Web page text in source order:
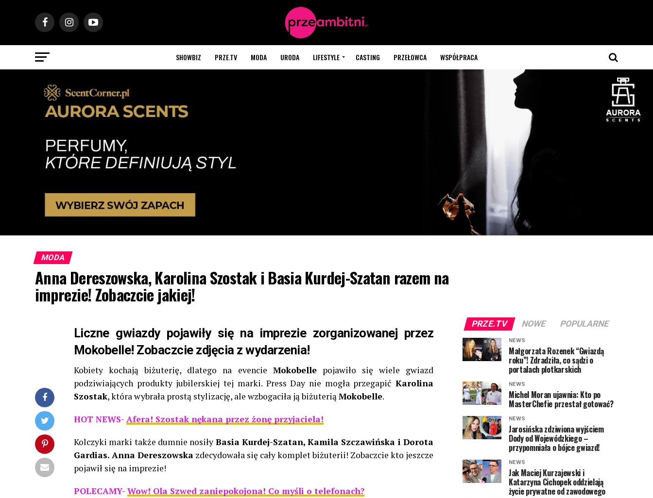
SHOWBIZ PRZE.TV MODA URODA LIFESTYLE CASTING PRZEŁOWCA WSPÓŁPRACA
MODA
Anna Dereszowska, Karolina Szostak i Basia Kurdej-Szatan razem na
imprezie! Zobaczcie jakiej!
Liczne gwiazdy pojawiły się na imprezie zorganizowanej przez
Mokobelle! Zobaczcie zdjęcia z wydarzenia!
Kobiety kochają biżuterię, dlatego na evencie Mokobellepojawiło się wiele gwiazd
podziwiających produkty jubilerskiej tej marki. Press Day nie mogła przegapić Karolina
Szostak, która wybrała prostą stylizację, ale wzbogaciła ją biżuteriąMokobelle.
HOT NEWS- Afera! Szostak nękana przez żonę przyjaciela!
Kolczyki marki także dumnie nosiły Basia Kurdej-Szatan, Kamila Szczawińska i Dorota
Gardias. Anna Dereszowska zdecydowała się cały komplet biżuterii! Zobaczcie kto jeszcze
pojawił się na imprezie!
POLECAMY- Wow! Ola Szwed zaniepokojona! Co myśli o telefonach?
PRZE.TV NOWE POPULARNE
NEWS
Małgorzata Rozenek “Gwiazdą
roku”! Zdradziła, co sądzi o
portalach plotkarskich
NEWS
Michel Moran ujawnia: Kto po
MasterChefie przestał gotować?
NEWS
Jarosińska zdziwiona wyjściem
Dody od Wojewódzkiego –
przypomniała o bójce gwiazd!
NEWS
Jak Maciej Kurzajewski i
Katarzyna Cichopek oddzielają
życie prywatne od zawodowego